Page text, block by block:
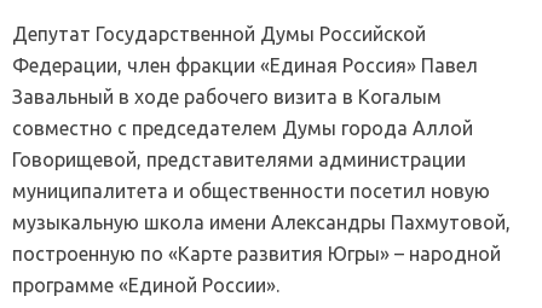
Депутат Государственной Думы Российской
Федерации, член фракции «Единая Россия» Павел
Завальный в ходе рабочего визита в Когалым
совместно с председателем Думы города Аллой
Говорищевой, представителями администрации
муниципалитета и общественности посетил новую
музыкальную школа имени Александры Пахмутовой,
построенную по «Карте развития Югры» – народной
программе «Единой России».